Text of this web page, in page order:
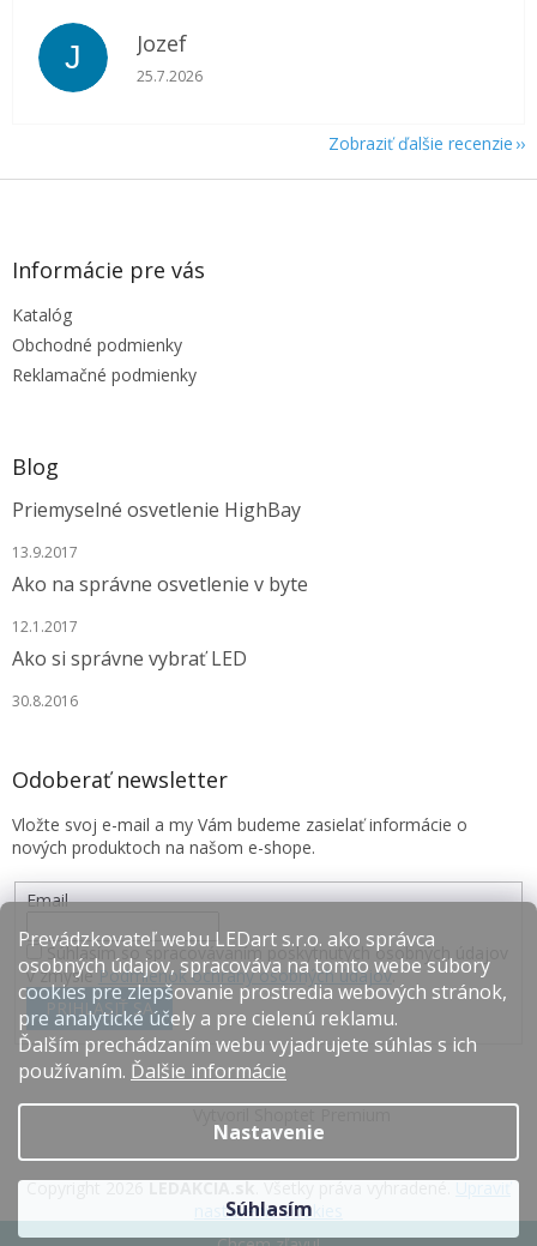
Prevádzkovateľ webu LEDart s.r.o. ako správca
osobných údajov, spracováva na tomto webe súbory
cookies pre zlepšovanie prostredia webových stránok,
pre analytické účely a pre cielenú reklamu.
Ďalším prechádzaním webu vyjadrujete súhlas s ich
používaním. Ďalšie informácie
Nastavenie
Súhlasím
J Jozef
Hodnotenie obchodu je 5 z 5 hviezdičiek.
25.7.2026
Zobraziť ďalšie recenzie
Z
Informácie pre vás
Katalóg
Obchodné podmienky
Reklamačné podmienky
Blog
Priemyselné osvetlenie HighBay
13.9.2017
Ako na správne osvetlenie v byte
12.1.2017
Ako si správne vybrať LED
30.8.2016
Odoberať newsletter
Vložte svoj e-mail a my Vám budeme zasielať informácie o
nových produktoch na našom e-shope.
Email
Súhlasím so spracovávaním poskytnutých osobných údajov
v zmysle Podmienok ochrany osobných údajov.
PRIHLÁSIŤ SA
Copyright 2026LEDAKCIA.sk. Všetky práva vyhradené.Upraviť
nastavenie cookies